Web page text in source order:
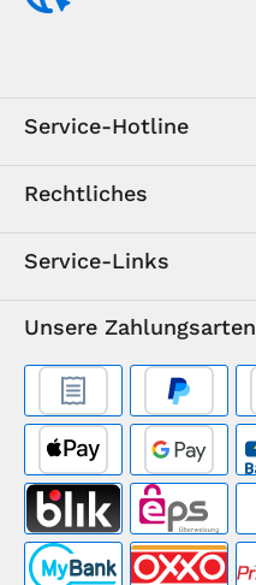
Service-Hotline
Rechtliches
Service-Links
Unsere Zahlungsarten